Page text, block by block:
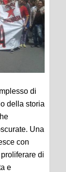
di
della storia
Una
con
di
e